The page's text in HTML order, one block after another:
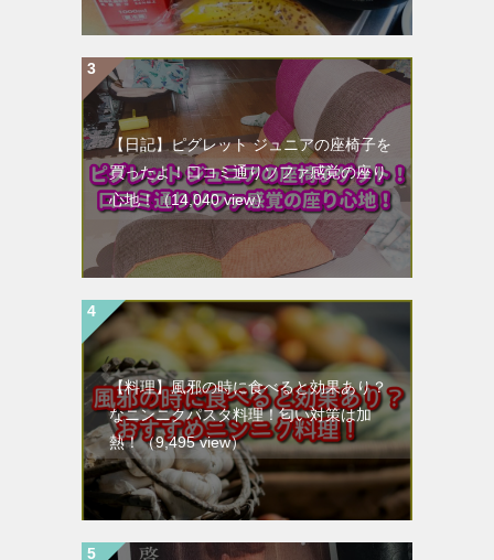
【日記】ピグレット ジュニアの座椅子を
買ったよ！口コミ通りソファ感覚の座り
心地！（14,040 view）
【料理】風邪の時に食べると効果あり？
なニンニクパスタ料理！匂い対策は加
熱！（9,495 view）